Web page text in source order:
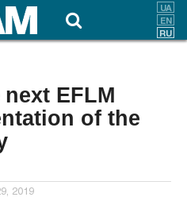
EFLM
of the
2019